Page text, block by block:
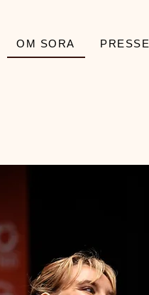
OM SORA PRESSE